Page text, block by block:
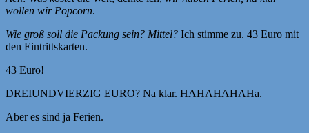
wollen wir Popcorn.
Wie groß soll die Packung sein? Mittel? Ich stimme zu. 43 Euro mit
den Eintrittskarten.
43 Euro!
DREIUNDVIERZIG EURO? Na klar. HAHAHAHAHa.
Aber es sind ja Ferien.